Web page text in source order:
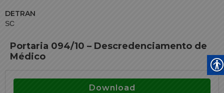
DETRAN
SC
Portaria 094/10 – Descredenciamento de
Médico
Download